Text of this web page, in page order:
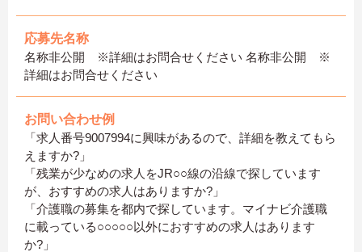
応募先名称
名称非公開 ※詳細はお問合せください 名称非公開 ※
詳細はお問合せください
お問い合わせ例
「求人番号9007994に興味があるので、詳細を教えてもら
えますか?」
「残業が少なめの求人をJR○○線の沿線で探しています
が、おすすめの求人はありますか?」
「介護職の募集を都内で探しています。マイナビ介護職
に載っている○○○○○以外におすすめの求人はあります
か?」